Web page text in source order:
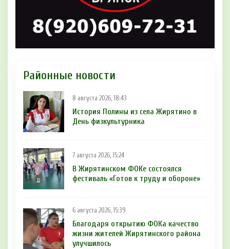
Районные новости
8 августа 2026, 18:43
История Полины из села Жирятино в
День физкультурника
7 августа 2026, 15:24
В Жирятинском ФОКе состоялся
фестиваль «Готов к труду и обороне»
6 августа 2026, 15:39
Благодаря открытию ФОКа качество
жизни жителей Жирятинского района
улучшилось